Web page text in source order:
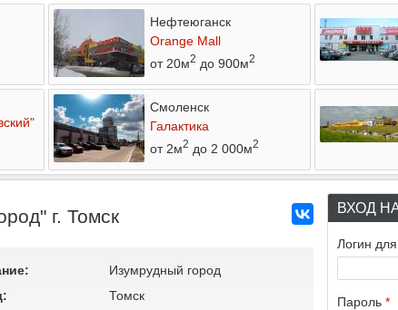
Нефтеюганск
Orange Mall
от 20м2 до 900м2
Смоленск
Галактика
от 2м2 до 2 000м2
г. Томск
Изумрудный город
Томск
ВХОД
Логин
Пароль *